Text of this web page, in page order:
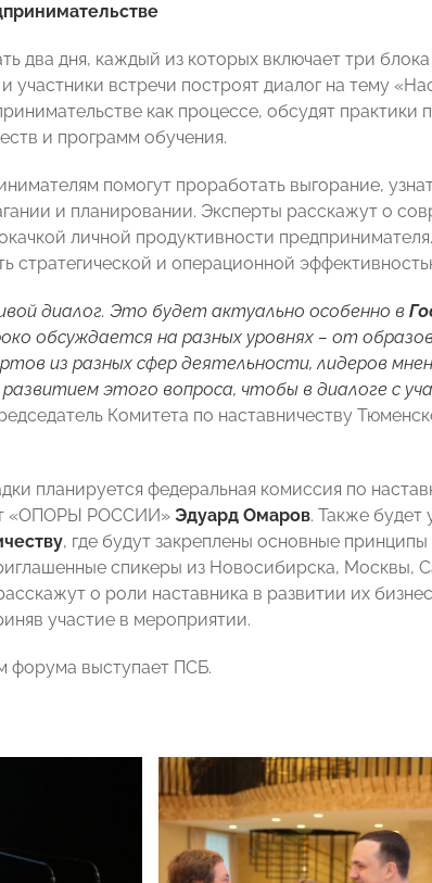
два дня, каждый из которых включает три
участники встречи построят диалог на тему
как процессе, обсудят практики
и программ обучения.
помогут проработать выгорание,
и планировании. Эксперты расскажут о
личной продуктивности
стратегической и операционной
диалог. Это будет актуально особенно в
обсуждается на разных уровнях – от
из разных сфер деятельности, лидеров
этого вопроса, чтобы в диалоге с
Комитета по наставничеству
планируется федеральная комиссия по
«ОПОРЫ РОССИИ» Эдуард Омаров. Также
, где будут закреплены основные
спикеры из Новосибирска, Москвы,
о роли наставника в развитии их
участие в мероприятии.
форума выступает ПСБ.